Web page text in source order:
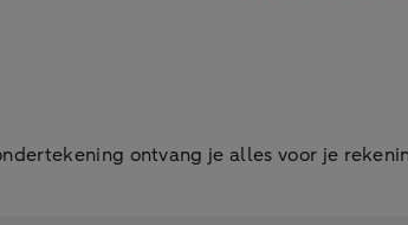
ontvang je alles voor je